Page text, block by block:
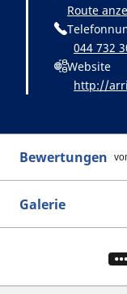
Route
044 732
Website
http://
Bewertungen
Galerie